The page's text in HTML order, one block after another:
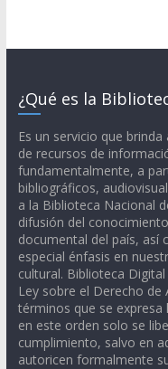
¿Qué es la
Es un servicio que
de recursos de
fundamentalmente, a
bibliográficos,
a la Biblioteca Nacional
difusión del
documental del país, así
especial énfasis en
cultural. Biblioteca
Ley sobre el Derecho
términos que se
en este orden solo se
cumplimiento, salvo en
autoricen formalmente